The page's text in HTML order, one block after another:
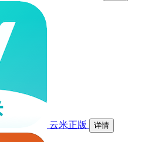
云米正版 详情